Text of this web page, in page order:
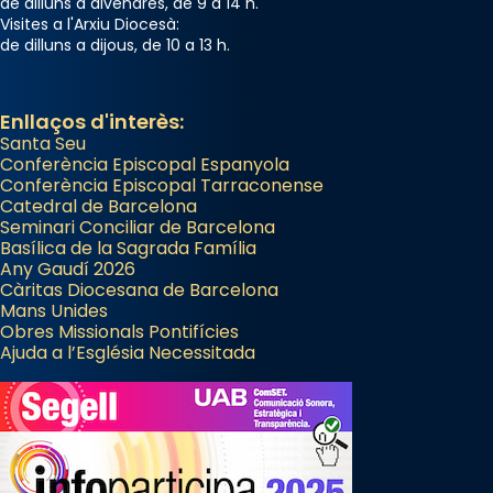
«Si vols saber què és calor, ves per les
Santes a Mataró»🥵.
View on Facebook · Share
Arquebisbat de Barcelona
2 weeks ago
Jaume, fill de Zebedeu, és juntament amb el
seu germà Joan i Pere un dels que
acompanyava més de prop Jesús.
Segons el llibre dels Fets (12,2) fou el primer
apòstol màrtir, decapitat a Jerusalem per
Herodes Agripa (vers l'any 44).
Patró de Galícia, després de les invasions
musulmanes fou venerat com a patró dels
Regnes castellans i més tard de tota
Visites a l'Arxiu Diocesà:
de dilluns a dijous, de 10 a 13 h.
Enllaços d'interès:
Santa Seu
Conferència Episcopal Espanyola
Conferència Episcopal Tarraconense
Catedral de Barcelona
Seminari Conciliar de Barcelona
Basílica de la Sagrada Família
Any Gaudí 2026
Càritas Diocesana de Barcelona
Mans Unides
Obres Missionals Pontifícies
Ajuda a l’Església Necessitada